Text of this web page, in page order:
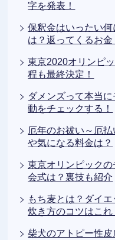
字を発表！
保釈金はいったい
は？返ってくるお金
東京2020オリンピ
程も最終決定！
ダメンズって本当
動をチェックする！
厄年のお祓い～厄
や気になる料金は？
東京オリンピック
会式は？裏技も紹介
もち麦とは？ダイ
炊き方のコツはこれ
柴犬のアトピー性